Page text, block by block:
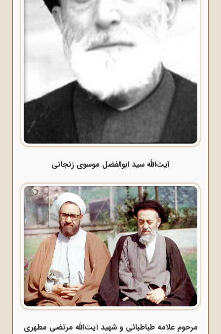
آیت‌الله سید ابوالفضل موسوی زنجانی
مرحوم علامه طباطبائی و شهید آیت‌الله مرتضی مطهری